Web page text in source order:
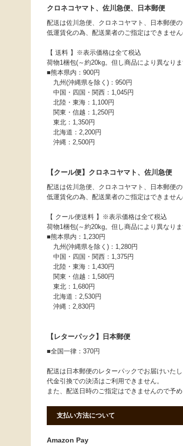
クロネコヤマト、佐川急便、日本郵便
配送は佐川急便、クロネコヤマト、日本郵便
低運賃化の為、配送業者のご指定はできませ
【 送料 】※表示価格は全て税込
荷物1梱包(～約20kg。但し商品により異なり
■熊本県内：900円
九州(沖縄県を除く)：950円
中国・四国・関西：1,045円
北陸・東海：1,100円
関東・信越：1,250円
東北：1,350円
北海道：2,200円
沖縄：2,500円
【クール便】クロネコヤマト、佐川急便
配送は佐川急便、クロネコヤマト、日本郵便
低運賃化の為、配送業者のご指定はできませ
【 クール便送料 】※表示価格は全て税込
荷物1梱包(～約20kg。但し商品により異なり
■熊本県内：1,230円
九州(沖縄県を除く)：1,280円
中国・四国・関西：1,375円
北陸・東海：1,430円
関東・信越：1,580円
東北：1,680円
北海道：2,530円
沖縄：2,830円
【レターパック】日本郵便
■全国一律：370円
配送は日本郵便のレターパックでお届けいたし
代金引換での決済はご利用できません。
また、配送日時のご指定はできませんので予
支払い方法について
Amazon Pay